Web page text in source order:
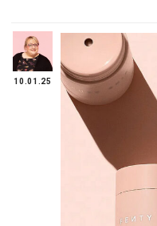
10.01.25